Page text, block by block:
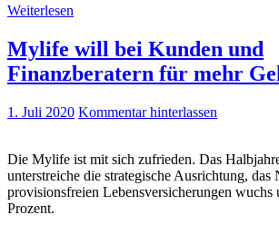
Weiterlesen
Mylife will bei Kunden und
Finanzberatern für mehr
1. Juli 2020 Kommentar hinterlassen
Die Mylife ist mit sich zufrieden. Das
unterstreiche die strategische Ausrichtung, das
provisionsfreien Lebensversicherungen wuchs
Prozent.